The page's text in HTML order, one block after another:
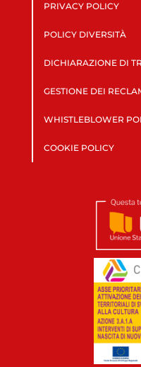
PRIVACY POLICY
POLICY DIVERSITÀ
DICHIARAZIONE DI
GESTIONE DEI
WHISTLEBLOWER
COOKIE POLICY